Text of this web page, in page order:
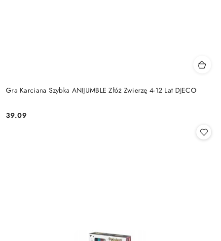
Gra Karciana Szybka ANIJUMBLE Złóż Zwierzę 4-12 Lat DJECO
Cena:
39.09